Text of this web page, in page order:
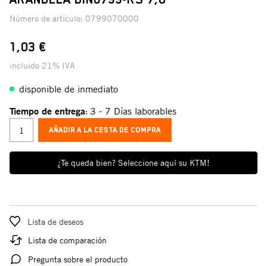
Número de artículo: 0799070000
1,03 €
incluido 21% IVA
disponible de inmediato
Tiempo de entrega: 3 - 7 Días laborables
¿Te queda bien? Seleccione aquí su KTM!
AÑADIR A LA CESTA DE COMPRA
Lista de deseos
Lista de comparación
Pregunta sobre el producto